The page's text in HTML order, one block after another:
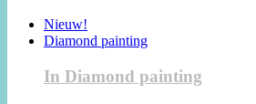
Nieuw!
Diamond painting
In Diamond painting